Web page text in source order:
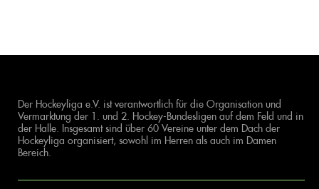
Der Hockeyliga e.V. ist verantwortlich für die Organisation und
Vermarktung der 1. und 2. Hockey-Bundesligen auf dem Feld und in
der Halle. Insgesamt sind über 60 Vereine unter dem Dach der
Hockeyliga organisiert, sowohl im Herren als auch im Damen
Bereich.